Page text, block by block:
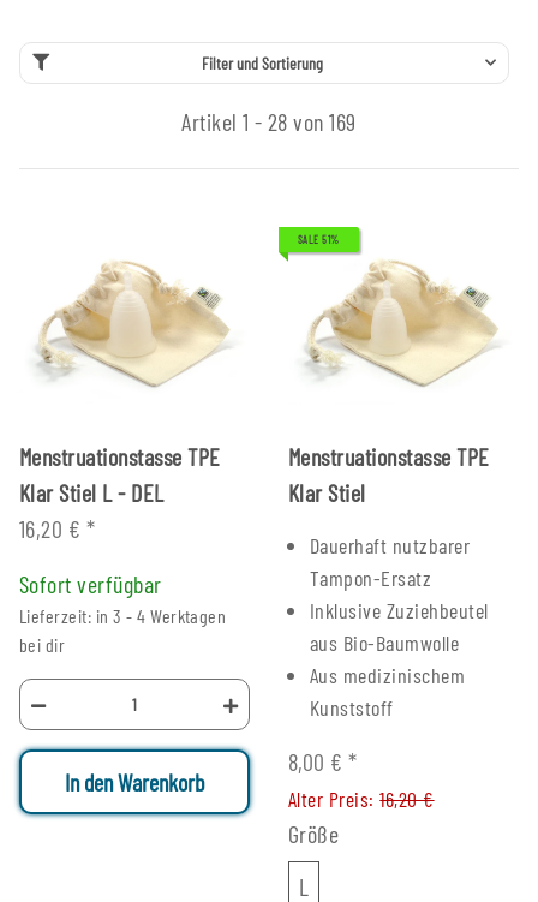
Filter und Sortierung
Artikel 1 - 28 von 169
Menstruationstasse TPE
Klar Stiel L - DEL
16,20 € *
Sofort verfügbar
Lieferzeit: in 3 - 4 Werktagen
bei dir
In den Warenkorb
SALE 51%
Menstruationstasse TPE
Klar Stiel
Dauerhaft nutzbarer
Tampon-Ersatz
Inklusive Zuziehbeutel
aus Bio-Baumwolle
Aus medizinischem
Kunststoff
8,00 €*
Alter Preis:16,20 €
Größe
L